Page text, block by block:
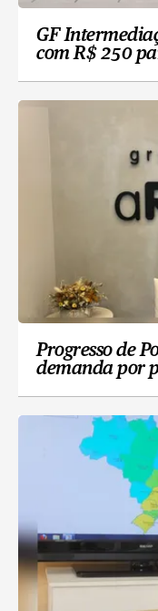
GF
com R$ 250
Progresso de
demanda por